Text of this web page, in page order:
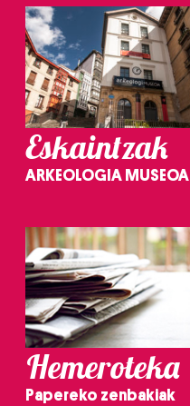
Eskaintzak
ARKEOLOGIA MUSEOA
Hemeroteka
Papereko zenbakiak